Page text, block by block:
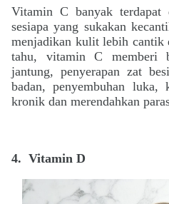
Vitamin C banyak terdapat
sesiapa yang sukakan
menjadikan kulit lebih cantik
tahu, vitamin C memberi
jantung, penyerapan zat
badan, penyembuhan luka,
kronik dan merendahkan
4. Vitamin D